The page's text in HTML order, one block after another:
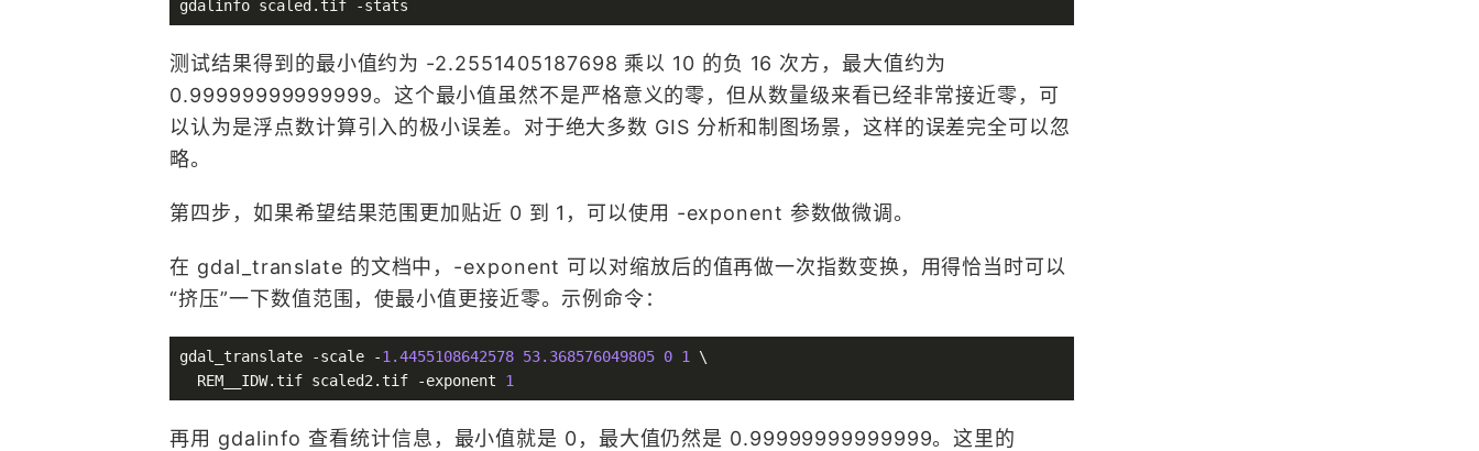
测试结果得到的最小值约为 -2.2551405187698 乘以 10 的负 16 次方，最大值约为
0.99999999999999。这个最小值虽然不是严格意义的零，但从数量级来看已经非常接近零，可
以认为是浮点数计算引入的极小误差。对于绝大多数 GIS 分析和制图场景，这样的误差完全可以忽
略。
第四步，如果希望结果范围更加贴近 0 到 1，可以使用 -exponent 参数做微调。
在 gdal_translate 的文档中，-exponent 可以对缩放后的值再做一次指数变换，用得恰当时可以
“挤压”一下数值范围，使最小值更接近零。示例命令：
gdal_translate -scale -1.4455108642578 53.368576049805 0 1
\
  REM__IDW.tif scaled2.tif -exponent
1
再用 gdalinfo 查看统计信息，最小值就是 0，最大值仍然是 0.99999999999999。这里的